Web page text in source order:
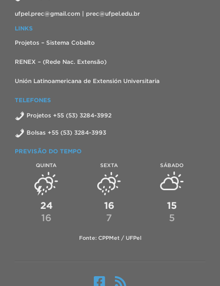
ufpel.prec@gmail.com | prec@ufpel.edu.br
LINKS
Projetos – Sistema Cobalto
RENEX – (Rede Nac. Extensão)
Unión Latinoamericana de Extensión Universitaria
TELEFONES
Projetos +55 (53) 3284-3992
Bolsas +55 (53) 3284-3993
PREVISÃO DO TEMPO
QUINTA
24
16
SEXTA
16
7
SÁBADO
15
5
Fonte: CPPMet / UFPel